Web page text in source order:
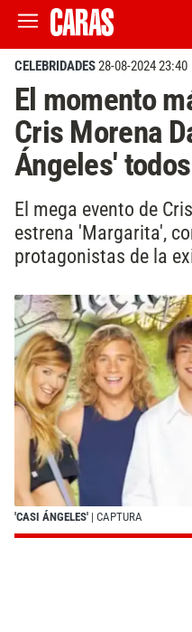
CELEBRIDADES28-08-2024 23:40
El momento
Cris Morena
Ángeles'
El mega evento de
estrena 'Margarita',
protagonistas de la
'CASI ÁNGELES' | CAPTURA